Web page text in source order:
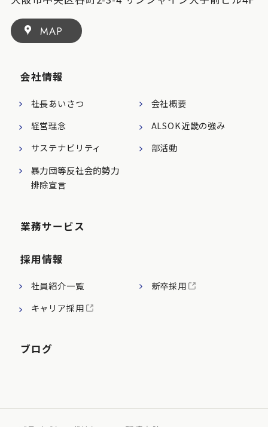
MAP
会社情報
社長あいさつ
会社概要
経営理念
ALSOK近畿の強み
サステナビリティ
部活動
暴力団等反社会的勢力
排除宣言
業務サービス
採用情報
社員紹介一覧
新卒採用
キャリア採用
ブログ